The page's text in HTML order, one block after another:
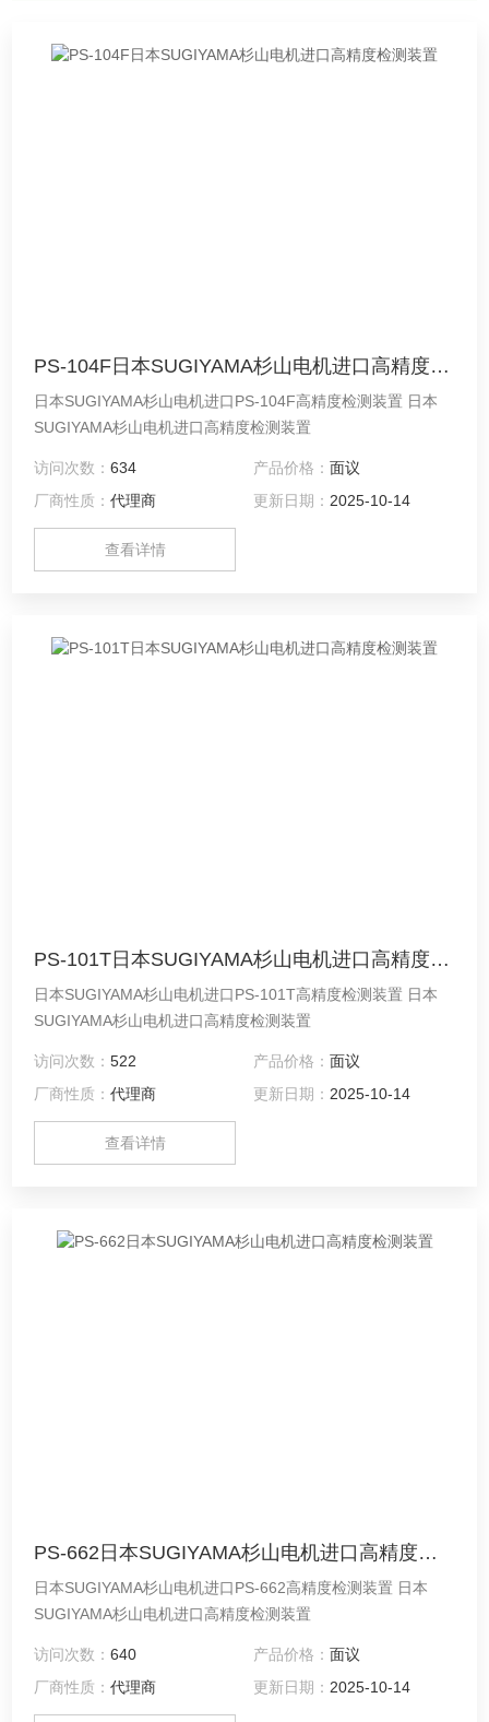
PS-104F日本SUGIYAMA杉山电机进口高精度检测装置
日本SUGIYAMA杉山电机进口PS-104F高精度检测装置 日本
SUGIYAMA杉山电机进口高精度检测装置
访问次数：634 产品价格： 面议
厂商性质：代理商 更新日期： 2025-10-14
查看详情
PS-101T日本SUGIYAMA杉山电机进口高精度检测装置
日本SUGIYAMA杉山电机进口PS-101T高精度检测装置 日本
SUGIYAMA杉山电机进口高精度检测装置
访问次数：522 产品价格： 面议
厂商性质：代理商 更新日期： 2025-10-14
查看详情
PS-662日本SUGIYAMA杉山电机进口高精度检测装置
日本SUGIYAMA杉山电机进口PS-662高精度检测装置 日本
SUGIYAMA杉山电机进口高精度检测装置
访问次数：640 产品价格： 面议
厂商性质：代理商 更新日期： 2025-10-14